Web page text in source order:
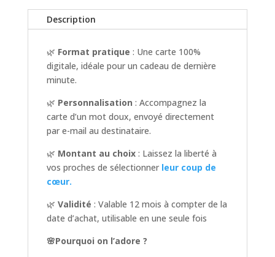
Description
🌿 Format pratique : Une carte 100%
digitale, idéale pour un cadeau de dernière
minute.
🌿 Personnalisation : Accompagnez la
carte d’un mot doux, envoyé directement
par e-mail au destinataire.
🌿 Montant au choix: Laissez la liberté à
vos proches de sélectionner leur coup de
cœur.
🌿 Validité : Valable 12 mois à compter de la
date d’achat, utilisable en une seule fois
🌸Pourquoi on l’adore ?